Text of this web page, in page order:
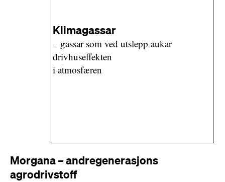
Klimagassar
– gassar som ved utslepp aukar
drivhuseffekten
i atmosfæren
Morgana – andregenerasjons
agrodrivstoff